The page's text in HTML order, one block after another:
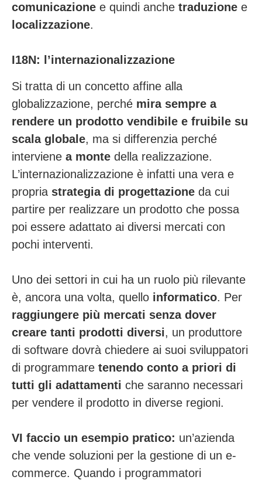
comunicazione e quindi anche traduzione e
localizzazione.
I18N: l’internazionalizzazione
Si tratta di un concetto affine alla
globalizzazione, perché mira sempre a
rendere un prodotto vendibile e fruibile su
scala globale, ma si differenzia perché
interviene a monte della realizzazione.
L’internazionalizzazione è infatti una vera e
propria strategia di progettazione da cui
partire per realizzare un prodotto che possa
poi essere adattato ai diversi mercati con
pochi interventi.
Uno dei settori in cui ha un ruolo più rilevante
è, ancora una volta, quello informatico. Per
raggiungere più mercati senza dover
creare tanti prodotti diversi, un produttore
di software dovrà chiedere ai suoi sviluppatori
di programmare tenendo conto a priori di
tutti gli adattamenti che saranno necessari
per vendere il prodotto in diverse regioni.
VI faccio un esempio pratico: un’azienda
che vende soluzioni per la gestione di un e-
commerce. Quando i programmatori